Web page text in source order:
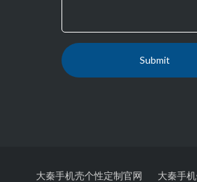
大秦手机壳个性定制官网